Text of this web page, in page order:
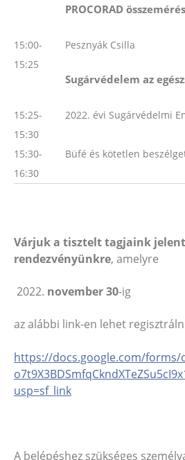
PROCORAD
15:00-
15:25
Pesznyák Csilla
Sugárvédelem az
15:25-
15:30
2022. évi Sugárvédelmi
15:30-
16:30
Büfé és kötetlen
Várjuk a tisztelt tagjaink
rendezvényünkre, amelyre
november 30-ig
az alábbi link-en lehet
https://docs.google.com/forms/
usp=sf_link
A belépéshez szükséges